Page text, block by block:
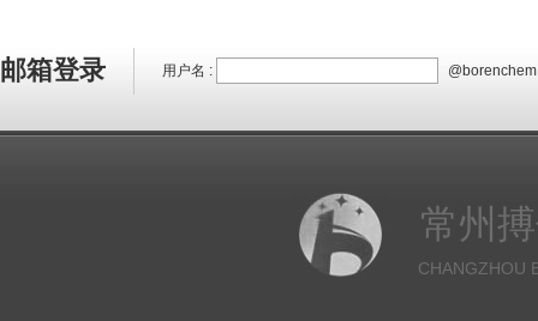
邮箱登录 用户名 :
常州
CHANGZHOU